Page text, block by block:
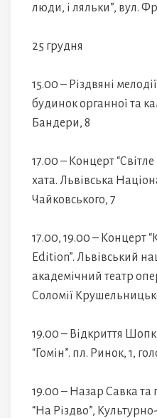
люди, і ляльки”, вул.
25 грудня
15.00 – Різдвяні
будинок органної та
Бандери, 8
17.00 – Концерт
хата. Львівська
Чайковського, 7
17.00, 19.00 – Концерт
Edition”. Львівський
академічний театр
Соломії
19.00 – Відкриття
“Гомін”. пл. Ринок, 1,
19.00 – Назар Савка та
“На Різдво”,